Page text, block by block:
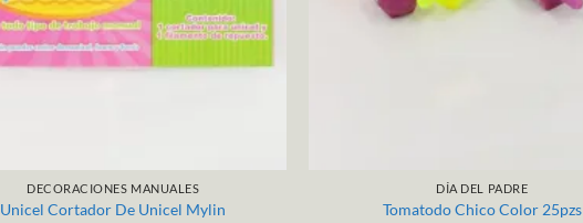
DECORACIONES MANUALES
Unicel Cortador De Unicel Mylin
DÍA DEL PADRE
Tomatodo Chico Color 25pzs